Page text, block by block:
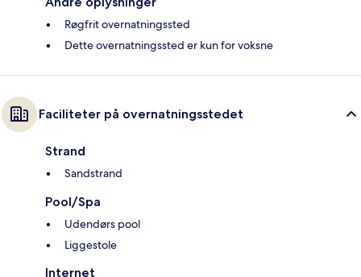
Røgfrit overnatningssted
Dette overnatningssted er kun for voksne
Faciliteter på overnatningsstedet
Strand
Sandstrand
Pool/Spa
Udendørs pool
Liggestole
Internet